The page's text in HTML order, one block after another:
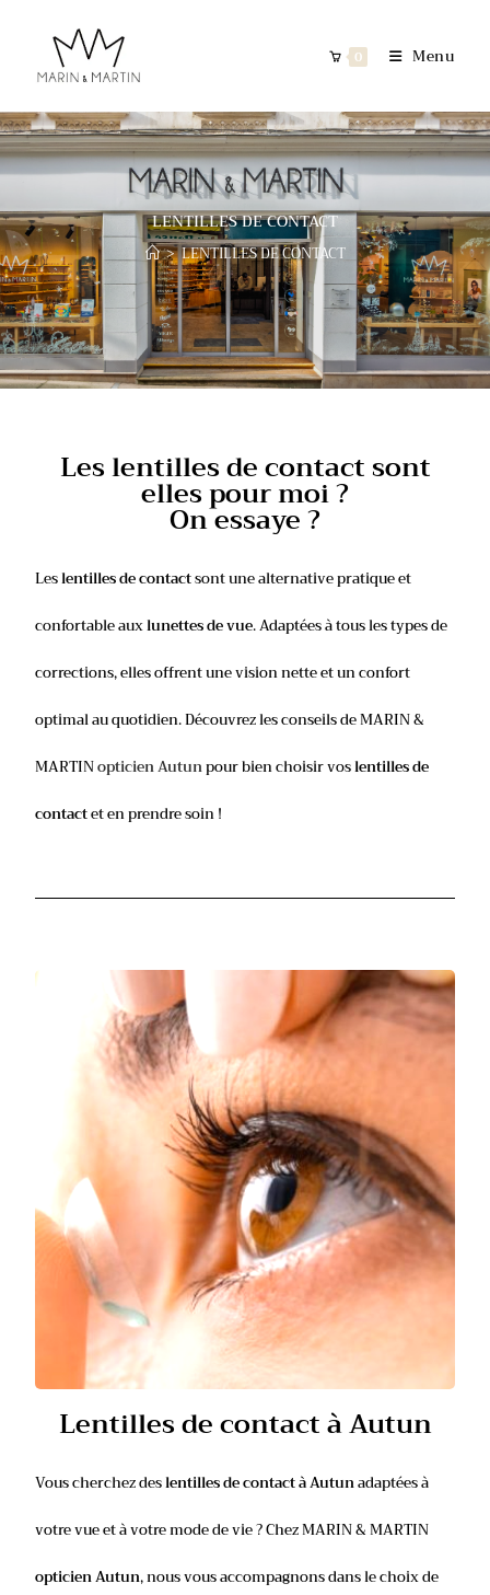
0 Menu
LENTILLES DE CONTACT
> LENTILLES DE CONTACT
Les lentilles de contact sont
elles pour moi ?
On essaye ?
Leslentilles de contactsont une alternative pratique et
confortable auxlunettes de vue. Adaptées à tous les types de
corrections, elles offrent une vision nette et un confort
optimal au quotidien. Découvrez les conseils de MARIN &
MARTINopticien Autunpour bien choisir voslentilles de
contactet en prendre soin !
Lentilles de contact à Autun
Vous cherchez deslentilles de contact à Autunadaptées à
votre vue et à votre mode de vie ? Chez MARIN & MARTIN
opticien Autun, nous vous accompagnons dans le choix de